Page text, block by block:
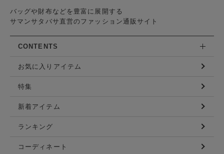
バッグや財布などを豊富に展開する
サマンサタバサ直営のファッション通販サイト
CONTENTS
お気に入りアイテム
特集
新着アイテム
ランキング
コーディネート